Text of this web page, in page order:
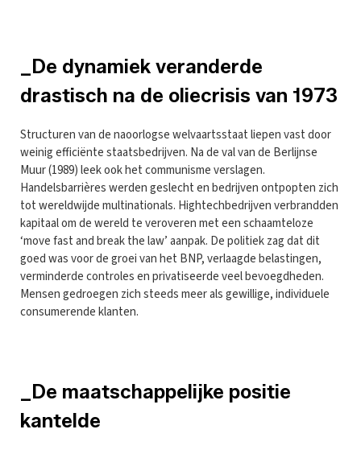
_De dynamiek veranderde
drastisch na de oliecrisis van 1973
Structuren van de naoorlogse welvaartsstaat liepen vast door
weinig efficiënte staatsbedrijven. Na de val van de Berlijnse
Muur (1989) leek ook het communisme verslagen.
Handelsbarrières werden geslecht en bedrijven ontpopten zich
tot wereldwijde multinationals. Hightechbedrijven verbrandden
kapitaal om de wereld te veroveren met een schaamteloze
‘move fast and break the law’ aanpak. De politiek zag dat dit
goed was voor de groei van het BNP, verlaagde belastingen,
verminderde controles en privatiseerde veel bevoegdheden.
Mensen gedroegen zich steeds meer als gewillige, individuele
consumerende klanten.
_De maatschappelijke positie
kantelde